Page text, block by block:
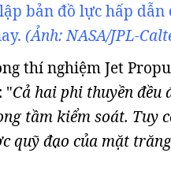
bản đồ lực hấp dẫn
(Ảnh: NASA/JPL-
thí nghiệm Jet
"Cả hai phi thuyền đều
tầm kiểm soát. Tuy
quỹ đạo của mặt trăng